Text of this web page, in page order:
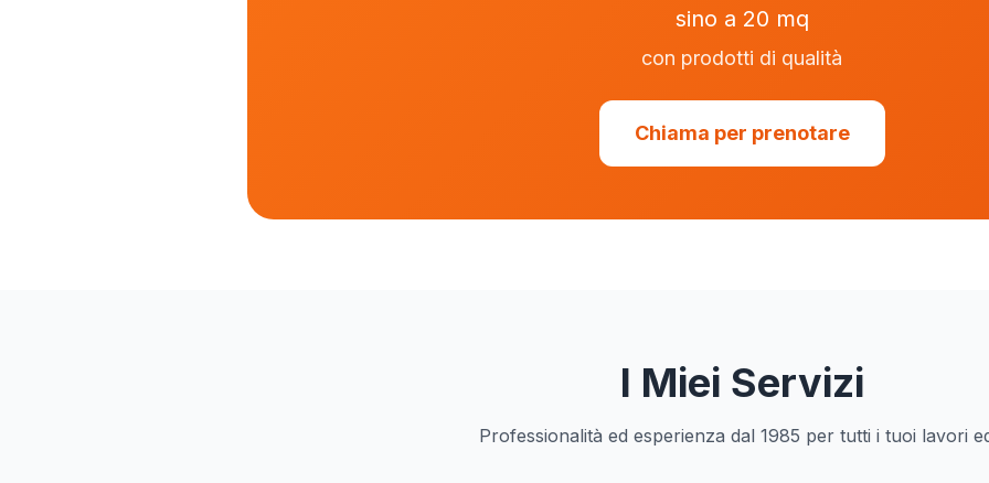
sino a 20 mq
con prodotti di qualità
Chiama per prenotare
I Miei Servizi
Professionalità ed esperienza dal 1985 per tutti i tuoi lavori